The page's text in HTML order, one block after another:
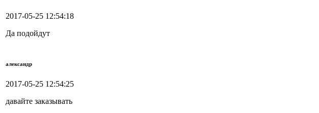
2017-05-25 12:54:18
Да подойдут
александр
2017-05-25 12:54:25
давайте заказывать